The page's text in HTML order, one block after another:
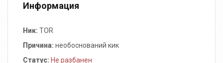
Информация
Ник: TOR
Причина: необоснований кик
Статус: Не разбанен